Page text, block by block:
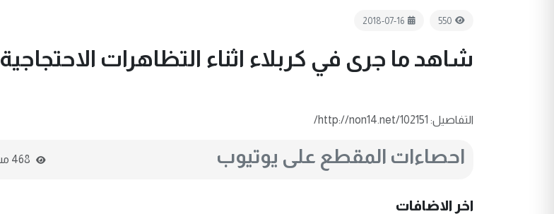
550
2018-07-16
شاهد ما جرى في كربلاء اثناء التظاهرات الاحتجاجية
التفاصيل: http://non14.net/102151/
احصاءات المقطع على يوتيوب
اخر الاضافات